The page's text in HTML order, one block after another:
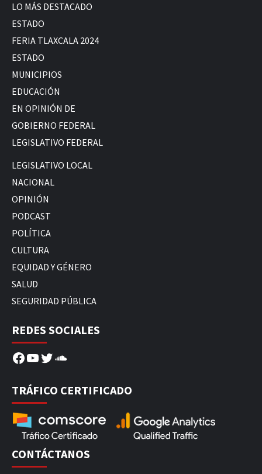
LO MÁS DESTACADO
ESTADO
FERIA TLAXCALA 2024
ESTADO
MUNICIPIOS
EDUCACIÓN
EN OPINIÓN DE
GOBIERNO FEDERAL
LEGISLATIVO FEDERAL
LEGISLATIVO LOCAL
NACIONAL
OPINIÓN
PODCAST
POLÍTICA
CULTURA
EQUIDAD Y GÉNERO
SALUD
SEGURIDAD PÚBLICA
REDES SOCIALES
Facebook
YouTube
Twitter
SoundCloud
TRÁFICO CERTIFICADO
CONTÁCTANOS